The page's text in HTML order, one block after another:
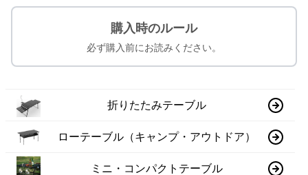
購入時のルール
必ず購入前にお読みください。
折りたたみテーブル
ローテーブル（キャンプ・アウトドア）
ミニ・コンパクトテーブル